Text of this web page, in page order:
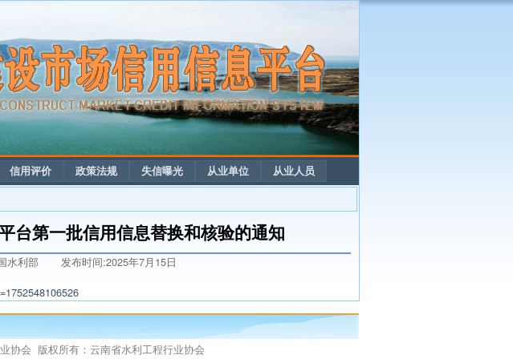
信用评价 政策法规 失信曝光 从业单位 从业人员
台第一批信用信息替换和核验的通知
水利部
发布时间:2025年7月15日
协会 版权所有：云南省水利工程行业协会